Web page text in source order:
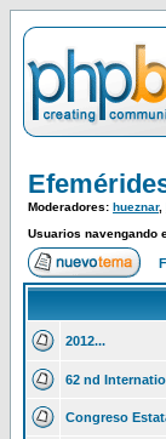
Moderadores: hueznar,
Usuarios navengando
2012...
62 nd
Congreso